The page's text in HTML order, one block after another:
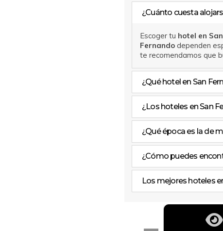
¿Cuánto cuesta
Escoger tu hotel en
Fernando dependen
te recomendamos que
¿Qué hotel en San
¿Los hoteles en San
¿Qué época es la de
¿Cómo puedes
Los mejores hoteles